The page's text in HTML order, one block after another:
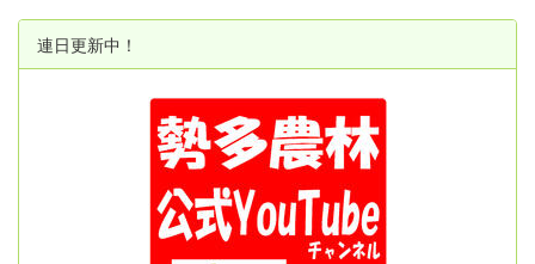
連日更新中！